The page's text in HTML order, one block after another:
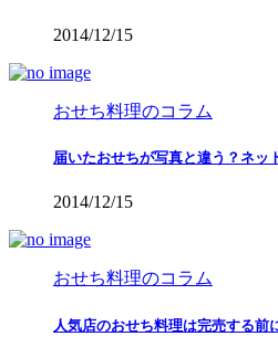
2014/12/15
おせち料理のコラム
届いたおせちが写真と違う？ネッ
2014/12/15
おせち料理のコラム
人気店のおせち料理は完売する前